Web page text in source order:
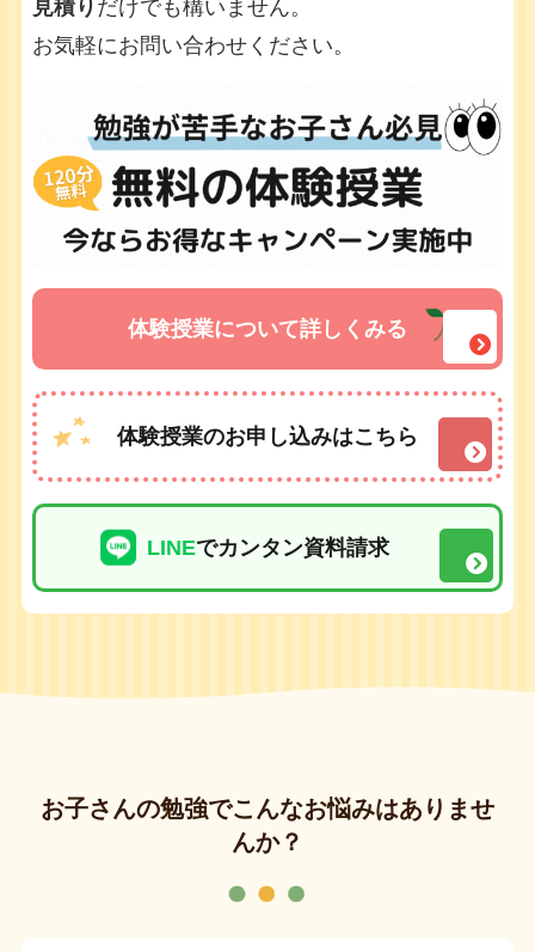
見積り だけでも構いません。
お気軽にお問い合わせください。
体験授業について詳しくみる
体験授業のお申し込みはこちら
LINEでカンタン資料請求
お子さんの勉強でこんなお悩みはありませ
んか？